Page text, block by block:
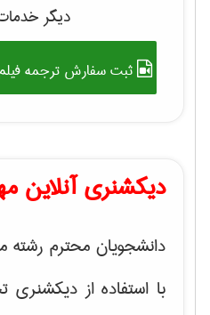
دیگر
ثبت سفارش ترجمه
دیکشنری آنلاین
دانشجویان محترم رشته
با استفاده از